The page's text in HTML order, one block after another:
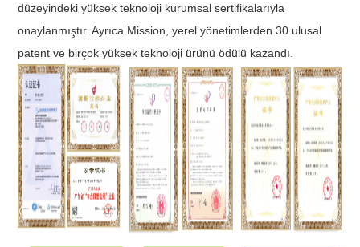
düzeyindeki yüksek teknoloji kurumsal sertifikalarıyla
onaylanmıştır. Ayrıca Mission, yerel yönetimlerden 30 ulusal
patent ve birçok yüksek teknoloji ürünü ödülü kazandı.